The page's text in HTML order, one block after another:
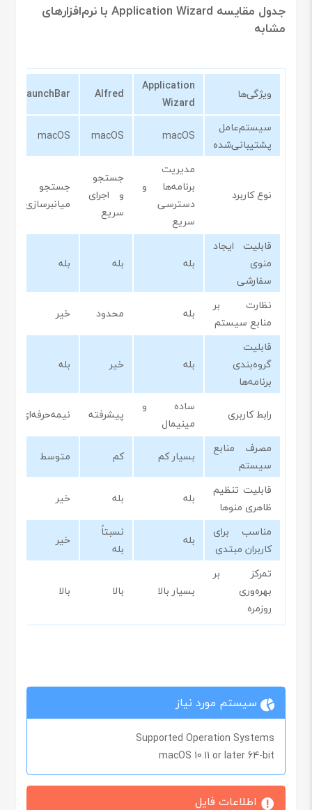
جدول مقایسه Application Wizard با نرم‌افزارهای
مشابه
ویژگی‌ها
Application
Wizard
Alfred
LaunchBar
سیستم‌عامل
پشتیبانی‌شده
macOS
macOS
macOS
نوع کاربرد
مدیریت
برنامه‌ها و
دسترسی
سریع
جستجو
و اجرای
سریع
جستجو و
میانبرسازی
قابلیت ایجاد
منوی
سفارشی
بله بله بله
نظارت بر
منابع سیستم
بله محدود خیر
قابلیت
گروه‌بندی
برنامه‌ها
بله خیر بله
رابط کاربری
ساده و
مینیمال
پیشرفته نیمه‌حرفه‌ای
مصرف منابع
سیستم
بسیار کم کم متوسط
قابلیت تنظیم
ظاهری منوها
بله بله خیر
مناسب برای
کاربران مبتدی
بله
نسبتاً
بله
خیر
تمرکز بر
بهره‌وری
روزمره
بسیار بالا بالا بالا
سیستم مورد نیاز
Supported Operation Systems
macOS 10.11 or later 64-bit
اطلاعات فایل